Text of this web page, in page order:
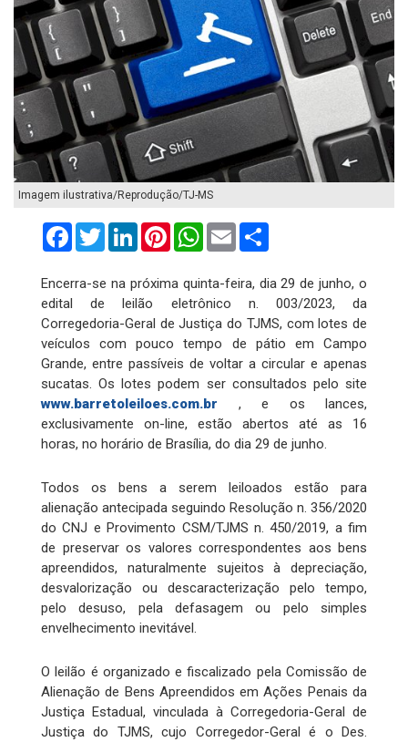
Imagem ilustrativa/Reprodução/TJ-MS
FacebookTwitterLinkedInPinterestWhatsApp
Email
Encerra-se na próxima quinta-feira, dia 29 de junho, o
edital de leilão eletrônico n. 003/2023, da
Corregedoria-Geral de Justiça do TJMS, com lotes de
veículos com pouco tempo de pátio em Campo
Grande, entre passíveis de voltar a circular e apenas
sucatas. Os lotes podem ser consultados pelo site
www.barretoleiloes.com.br , e os lances,
exclusivamente on-line, estão abertos até as 16
horas, no horário de Brasília, do dia 29 de junho.
Todos os bens a serem leiloados estão para
alienação antecipada seguindo Resolução n. 356/2020
do CNJ e Provimento CSM/TJMS n. 450/2019, a fim
de preservar os valores correspondentes aos bens
apreendidos, naturalmente sujeitos à depreciação,
desvalorização ou descaracterização pelo tempo,
pelo desuso, pela defasagem ou pelo simples
envelhecimento inevitável.
O leilão é organizado e fiscalizado pela Comissão de
Alienação de Bens Apreendidos em Ações Penais da
Justiça Estadual, vinculada à Corregedoria-Geral de
Justiça do TJMS, cujo Corregedor-Geral é o Des.